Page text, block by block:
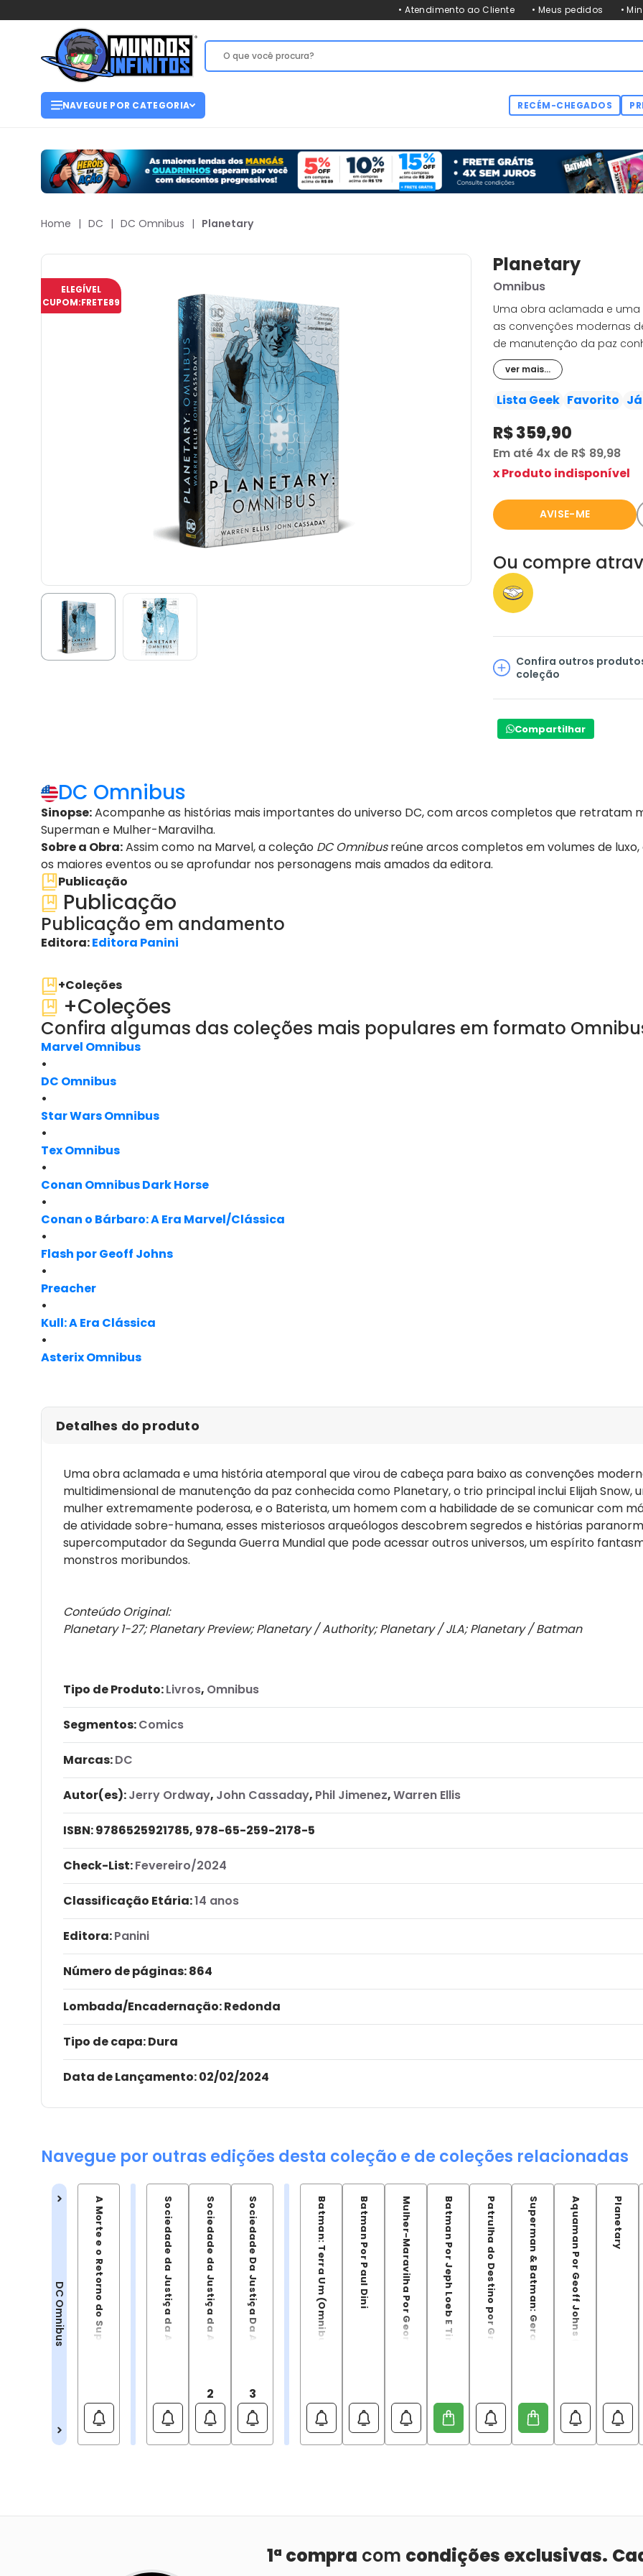
• Atendimento ao Cliente • Meus pedidos •
NAVEGUE POR CATEGORIA RECÉM-CHEGADOS
Home | DC | DC Omnibus | Planetary
ELEGÍVEL
CUPOM:FRETE89
Planetary
Omnibus
Uma obra aclamada e
as convenções modernas
de manutenção da paz
Snow, um homem de cem
poderosa, e o Baterista,
máquinas. Com a tarefa
desconhecidas, como um
pode acessar outros
ilha perdida de monstros
ver mais...
Lista Geek Favorito
R$ 359,90
Em até 4x de R$ 89,98
x Produto indisponível
AVISE-ME
Ou compre
Confira outros
coleção
Compartilhar
DC Omnibus
Sinopse:Acompanhe as histórias mais importantes do universo DC, com arcos completos que retratam
Superman e Mulher-Maravilha.
Sobre a Obra:Assim como na Marvel, a coleção DC Omnibusreúne arcos completos em volumes de
os maiores eventos ou se aprofundar nos personagens mais amados da editora.
Publicação
Publicação
Publicação em andamento
Editora:Editora Panini
+Coleções
+Coleções
Confira algumas das coleções mais populares em formato
Marvel Omnibus
•
DC Omnibus
•
Star Wars Omnibus
•
Tex Omnibus
•
Conan Omnibus Dark Horse
•
Conan o Bárbaro: A Era Marvel/Clássica
•
Flash por Geoff Johns
•
Preacher
•
Kull: A Era Clássica
•
Asterix Omnibus
Detalhes do produto
Uma obra aclamada e uma história atemporal que virou de cabeça para baixo as convenções
multidimensional de manutenção da paz conhecida como Planetary, o trio principal inclui Elijah Snow,
mulher extremamente poderosa, e o Baterista, um homem com a habilidade de se comunicar com
de atividade sobre-humana, esses misteriosos arqueólogos descobrem segredos e histórias
supercomputador da Segunda Guerra Mundial que pode acessar outros universos, um espírito
monstros moribundos.
Conteúdo Original:
Planetary 1-27; Planetary Preview; Planetary / Authority; Planetary / JLA; Planetary / Batman
Tipo de Produto:Livros, Omnibus
Segmentos:Comics
Marcas:DC
Autor(es):Jerry Ordway, John Cassaday, Phil Jimenez,Warren Ellis
ISBN:9786525921785, 978-65-259-2178-5
Check-List:Fevereiro/2024
Classificação Etária:14 anos
Editora:Panini
Número de páginas: 864
Lombada/Encadernação: Redonda
Tipo de capa:Dura
Data de Lançamento:02/02/2024
Navegue por outras edições desta coleção e de coleções relacionadas
DC Omnibus A Morte e o Retorno do Superman Sociedade da Justiça da América por Geoff Johns Vol.01Sociedade da Justiça da América por Geoff Johns Vol.02
2 Sociedade Da Justiça Da América Por Geoff Johns Vol. 3 (Omnibus)
3
Batman: Terra Um (Omnibus) Batman Por Paul Dini Mulher-Maravilha Por George PérezBatman Por Jeph Loeb E Tim Sale (DC Omnibus)Patrulha do Destino por Grant MorrisonSuperman & Batman: Gerações OmnibusAquaman Por Geoff Johns (Omnibus) Planetary